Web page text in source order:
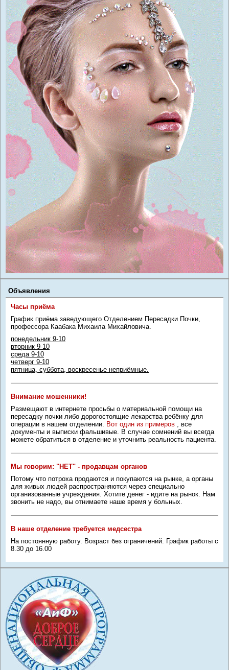
Объявления
Часы приёма
График приёма заведующего Отделением Пересадки Почки,
профессора Каабака Михаила Михайловича.
понедельник 9-10
вторник 9-10
среда 9-10
четверг 9-10
пятница, суббота, воскресенье неприёмные.
Внимание мошенники!
Размещают в интернете просьбы о материальной помощи на
пересадку почки либо дорогостоящие лекарства ребёнку для
операции в нашем отделении.
Вот один из примеров , все
документы и выписки фальшивые. В случае сомнений вы всегда
можете обратиться в отделение и уточнить реальность пациента.
Мы говорим: "НЕТ" - продавцам органов
Потому что потроха продаются и покупаются на рынке, а органы
для живых людей распространяются через специально
организованные учреждения. Хотите денег - идите на рынок. Нам
звонить не надо, вы отнимаете наше время у больных.
В наше отделение требуется медсестра
На постоянную работу. Возраст без ограничений. График работы с
8.30 до 16.00